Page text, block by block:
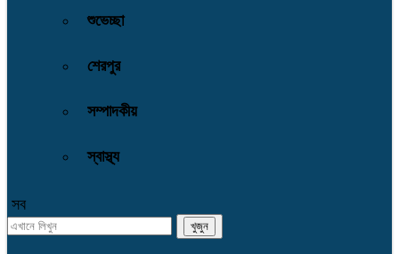
শুভেচ্ছা
শেরপুর
সম্পাদকীয়
স্বাস্থ্য
সব